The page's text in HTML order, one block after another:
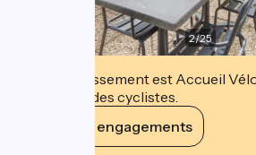
2/25
Cet établissement est Accueil
accueillir des cyclistes.
Voir ses engagements